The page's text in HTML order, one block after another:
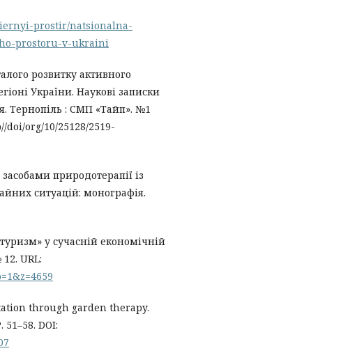
prostir/natsionalna-
prostoru-v-ukraini
розвитку активного
України. Наукові записки
Тернопіль : СМП «Тайп». №1
doi/org/10/25128/2519-
природотерапії із
ситуацій: монографія.
у сучасній економічній
URL:
through garden therapy.
DOI: